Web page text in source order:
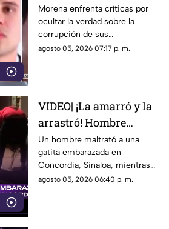
el crimen organizado y
obras faraónicas
Morena enfrenta críticas por
ocultar la verdad sobre la
corrupción de sus
gobernadores y el vínculo con
agosto 05, 2026 07:17 p. m.
VIDEO| ¡La amarró y la
arrastró! Hombre
maltrata a gatita
embarazada en
Concordia frente a sus
hijos
Un hombre maltrató a una
gatita embarazada en
Concordia, Sinaloa, mientras
su familia ríe, se burlan y
agosto 05, 2026 06:40 p. m.